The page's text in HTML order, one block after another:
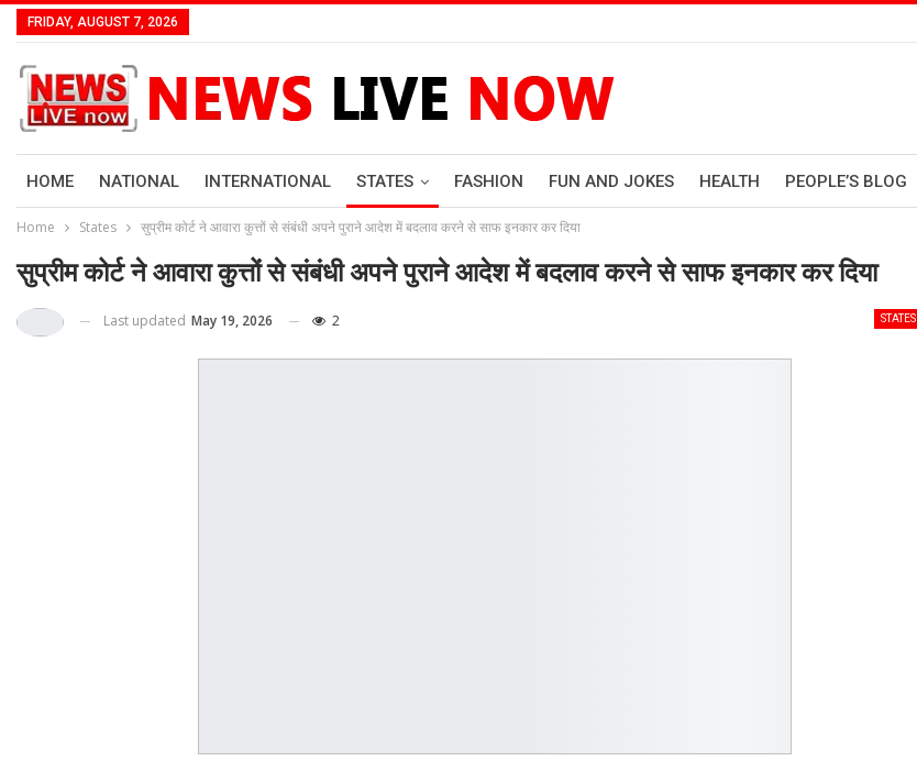
FRIDAY, AUGUST 7, 2026
HOME NATIONAL INTERNATIONAL STATES FASHION FUN AND JOKES HEALTH PEOPLE’S BLOG
Home States सुप्रीम कोर्ट ने आवारा कुत्तों से संबंधी अपने पुराने आदेश में बदलाव करने से साफ इनकार कर दिया
सुप्रीम कोर्ट ने आवारा कुत्तों से संबंधी अपने पुराने आदेश में बदलाव करने से साफ इनकार कर दिया
STATES
Last updated May 19, 2026 2